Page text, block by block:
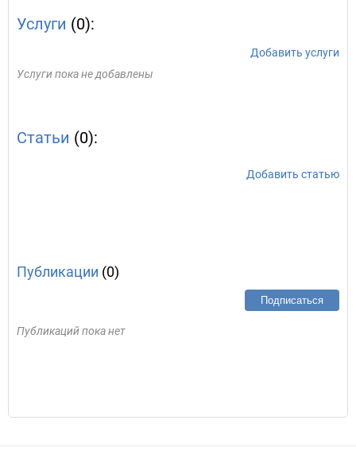
Услуги (0):
Добавить услуги
Услуги пока не добавлены
Статьи (0):
Добавить статью
Публикации (0)
Подписаться
Публикаций пока нет